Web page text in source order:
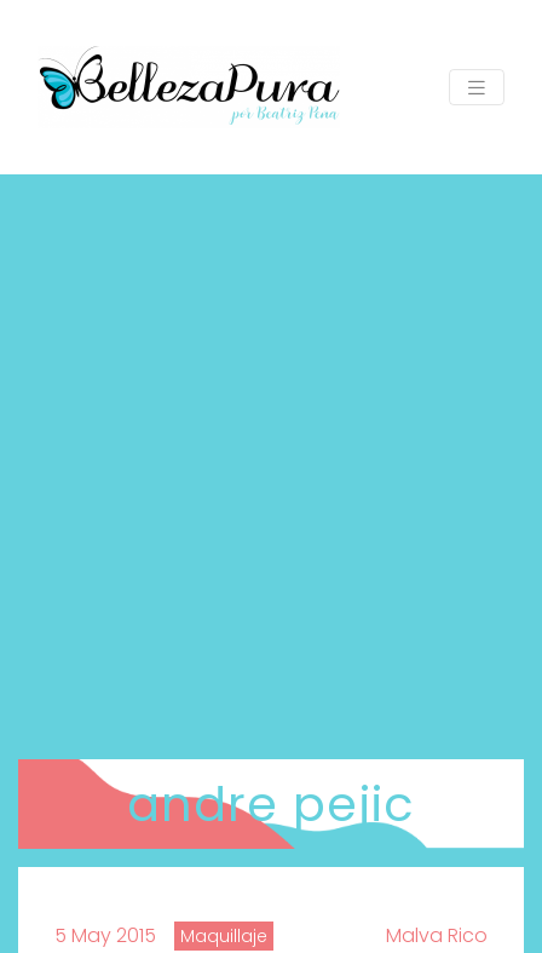
andre pejic
5 May 2015 Maquillaje Malva Rico